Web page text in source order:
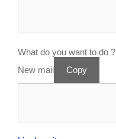
What do you want to do ?
New mail
Copy